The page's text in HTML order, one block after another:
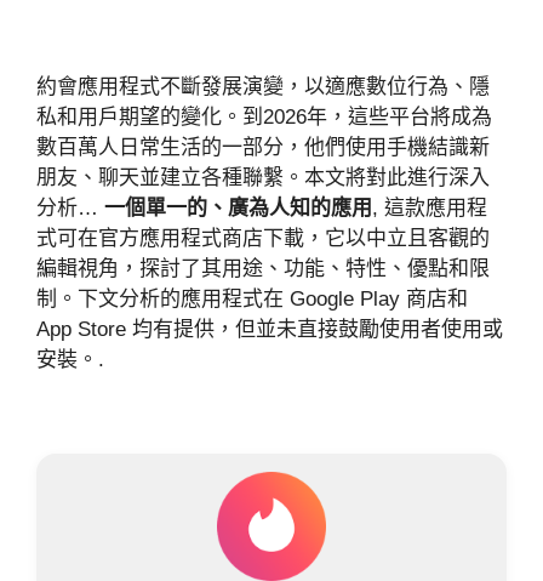
約會應用程式不斷發展演變，以適應數位行為、隱
私和用戶期望的變化。到2026年，這些平台將成為
數百萬人日常生活的一部分，他們使用手機結識新
朋友、聊天並建立各種聯繫。本文將對此進行深入
分析… 一個單一的、廣為人知的應用 , 這款應用程
式可在官方應用程式商店下載，它以中立且客觀的
編輯視角，探討了其用途、功能、特性、優點和限
制。下文分析的應用程式在 Google Play 商店和
App Store 均有提供，但並未直接鼓勵使用者使用或
安裝。.